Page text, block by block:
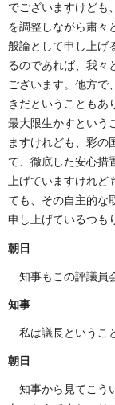
でございますけども
を調整しながら粛々
般論として申し上げ
るのであれば、我々
ございます。他方で
きだということもあ
最大限生かすという
ますけれども、彩の
て、徹底した安心措
上げていますけれど
ても、その自主的な
申し上げているつも
朝日
知事もこの評議員
知事
私は議長というこ
朝日
知事から見てこう